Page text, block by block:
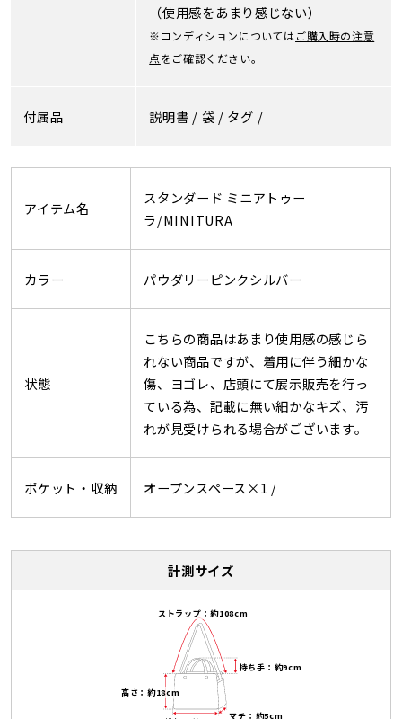
（使用感をあまり感じない）
※コンディションについてはご購入時の注意
点をご確認ください。
付属品 説明書 / 袋 / タグ /
アイテム名
スタンダード ミニアトゥー
ラ/MINITURA
カラー パウダリーピンクシルバー
状態
こちらの商品はあまり使用感の感じら
れない商品ですが、着用に伴う細かな
傷、ヨゴレ、店頭にて展示販売を行っ
ている為、記載に無い細かなキズ、汚
れが見受けられる場合がございます。
ポケット・収納 オープンスペース×1 /
計測サイズ
高さ：約18cm
マチ：約5cm
持ち手：約9cm
ストラップ：約108cm